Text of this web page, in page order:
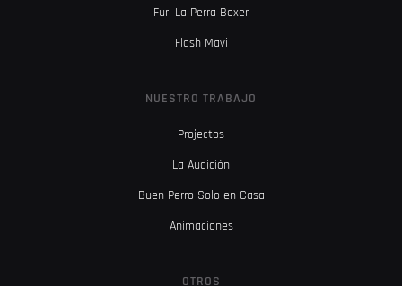
Furi La Perra Boxer
Flash Mavi
NUESTRO TRABAJO
Projectos
La Audición
Buen Perro Solo en Casa
Animaciones
OTROS